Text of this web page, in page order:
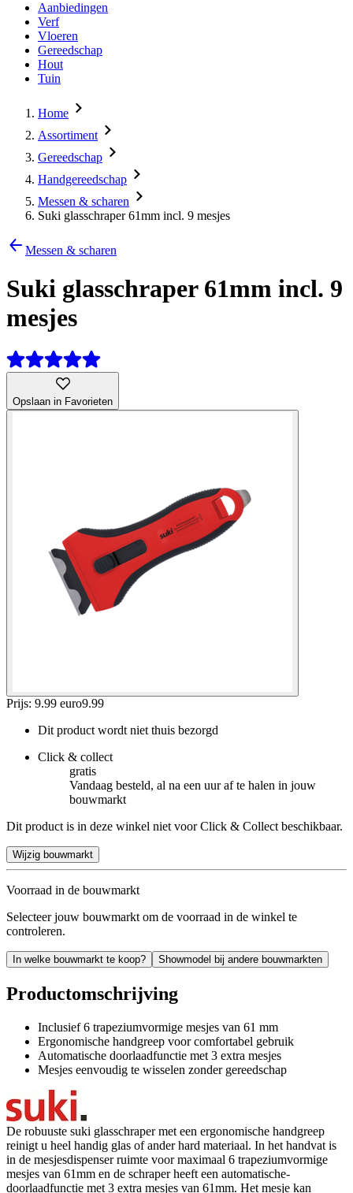
Aanbiedingen
Verf
Vloeren
Gereedschap
Hout
Tuin
Home
Assortiment
Gereedschap
Handgereedschap
Messen & scharen
Suki glasschraper 61mm incl. 9 mesjes
Messen & scharen
Suki glasschraper 61mm incl. 9
mesjes
Opslaan in Favorieten
Prijs: 9.99 euro9.99
Dit product wordt niet thuis bezorgd
Click & collect
gratis
Vandaag besteld, al na een uur af te halen in jouw
bouwmarkt
Dit product is in deze winkel niet voor Click & Collect beschikbaar.
Wijzig bouwmarkt
Voorraad in de bouwmarkt
Selecteer jouw bouwmarkt om de voorraad in de winkel te
controleren.
In welke bouwmarkt te koop? Showmodel bij andere bouwmarkten
Productomschrijving
Inclusief 6 trapeziumvormige mesjes van 61 mm
Ergonomische handgreep voor comfortabel gebruik
Automatische doorlaadfunctie met 3 extra mesjes
Mesjes eenvoudig te wisselen zonder gereedschap
De robuuste suki glasschraper met een ergonomische handgreep
reinigt u heel handig glas of ander hard materiaal. In het handvat is
in de mesjesdispenser ruimte voor maximaal 6 trapeziumvormige
mesjes van 61mm en de schraper heeft een automatische-
doorlaadfunctie met 3 extra mesjes van 61mm. Het mesje kan